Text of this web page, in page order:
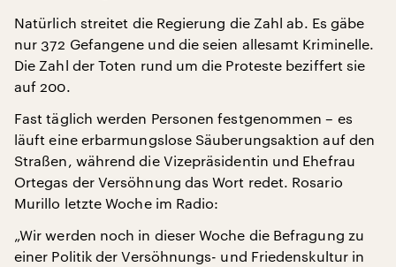
Natürlich streitet die Regierung die Zahl ab. Es gäbe
nur 372 Gefangene und die seien allesamt Kriminelle.
Die Zahl der Toten rund um die Proteste beziffert sie
auf 200.
Fast täglich werden Personen festgenommen – es
läuft eine erbarmungslose Säuberungsaktion auf den
Straßen, während die Vizepräsidentin und Ehefrau
Ortegas der Versöhnung das Wort redet. Rosario
Murillo letzte Woche im Radio:
„Wir werden noch in dieser Woche die Befragung zu
einer Politik der Versöhnungs- und Friedenskultur in